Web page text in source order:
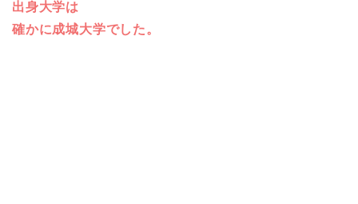
出身大学は
確かに成城大学でした。